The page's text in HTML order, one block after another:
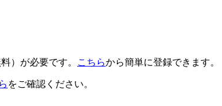
）が必要です。 こちらから簡単に登録できます。
をご確認ください。